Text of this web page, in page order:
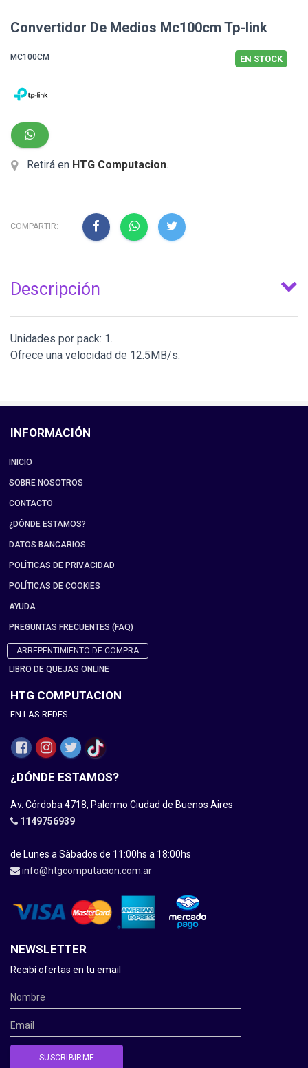
Convertidor De Medios Mc100cm Tp-link
MC100CM EN STOCK
Retirá en HTG Computacion.
COMPARTIR:
Descripción
Unidades por pack: 1.
Ofrece una velocidad de 12.5MB/s.
INFORMACIÓN
INICIO
SOBRE NOSOTROS
CONTACTO
¿DÓNDE ESTAMOS?
DATOS BANCARIOS
POLÍTICAS DE PRIVACIDAD
POLÍTICAS DE COOKIES
AYUDA
PREGUNTAS FRECUENTES (FAQ)
ARREPENTIMIENTO DE COMPRA
LIBRO DE QUEJAS ONLINE
HTG COMPUTACION
EN LAS REDES
¿DÓNDE ESTAMOS?
Av. Córdoba 4718, Palermo Ciudad de Buenos Aires
1149756939
de Lunes a Sàbados de 11:00hs a 18:00hs
info@htgcomputacion.com.ar
NEWSLETTER
Recibí ofertas en tu email